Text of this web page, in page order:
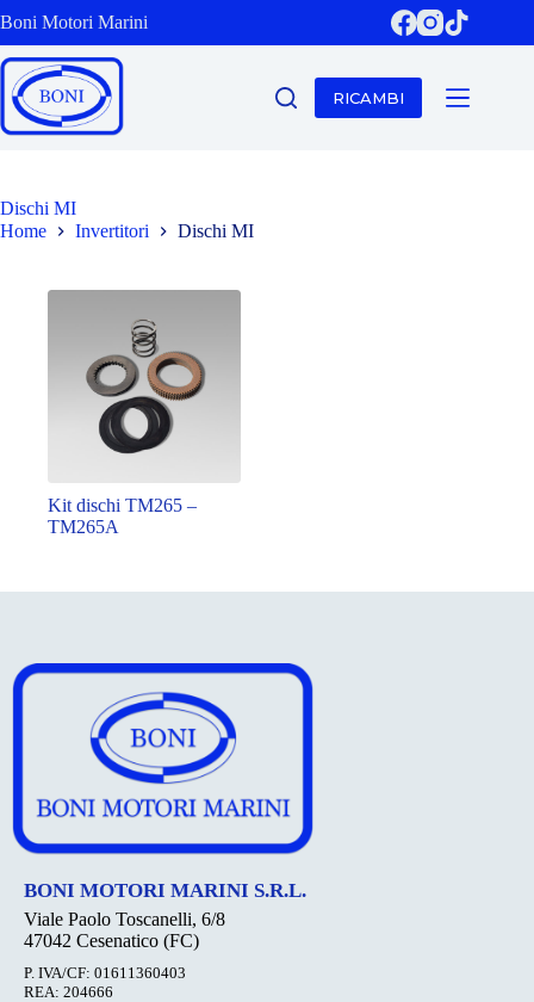
al
contenuto
Boni Motori Marini
RICAMBI
Dischi MI
Home
Invertitori Dischi MI
Kit dischi TM265 –
TM265A
BONI MOTORI MARINI S.R.L.
Viale Paolo Toscanelli, 6/8
47042 Cesenatico (FC)
P. IVA/CF: 01611360403
REA: 204666